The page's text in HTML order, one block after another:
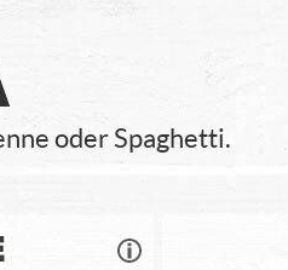
oder Spaghetti.